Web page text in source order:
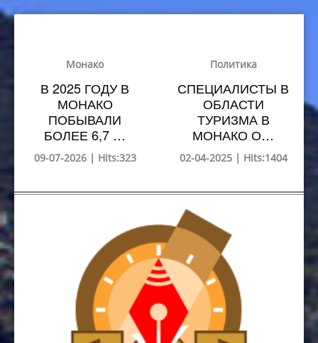
Монако
В 2025 ГОДУ В
МОНАКО
ПОБЫВАЛИ
БОЛЕЕ 6,7 …
09-07-2026 | Hits:323
Политика
СПЕЦИАЛИСТЫ В
ОБЛАСТИ
ТУРИЗМА В
МОНАКО О…
02-04-2025 | Hits:1404